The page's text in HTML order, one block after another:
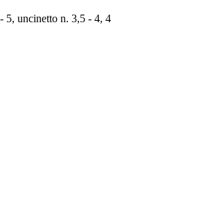
5, uncinetto n. 3,5 - 4, 4